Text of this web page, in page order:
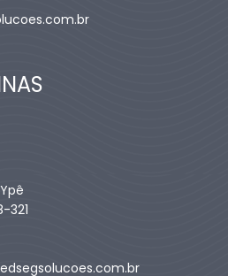
321